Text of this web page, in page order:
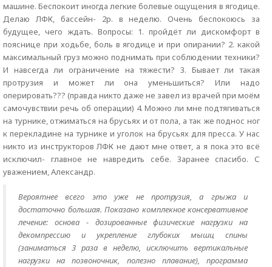
машине. Беспокоит иногда легкие болевые ощущения в ягодице.
Делаю ЛФК, бассейн- 2р. в неделю. Очень беспокоюсь за
будущее, чего ждать. Вопросы: 1. пройдёт ли дискомфорт в
пояснице при ходьбе, боль в ягодице и при опирании? 2. какой
максимальный груз можно поднимать при соблюдении техники?
И навсегда ли ограничение на тяжести? 3. Бывает ли такая
протрузия и может ли она уменьшиться? Или надо
оперировать??? (правда никто даже не завел из врачей при моём
самочувствии речь об операции) 4. Можно ли мне подтягиваться
на турнике, отжиматься на брусьях и от пола, а так же поднос ног
к перекладине на турнике и уголок на брусьях для пресса. У нас
никто из инструкторов ЛФК не дают мне ответ, а я пока это всё
исключил- главное не навредить себе. Заранее спасибо. С
уважением, Александр.
Вероятнее всего это уже не протрузия, а грыжа и
достаточно большая. Показано комплекное консервативное
лечение: основа - дозированные физические нагрузки на
декомпрессию и укрепление глубоких мышц спины
(заниматься 3 раза в неделю, исключить вертикальные
нагрузки на позвоночник, полезно плавание), программа